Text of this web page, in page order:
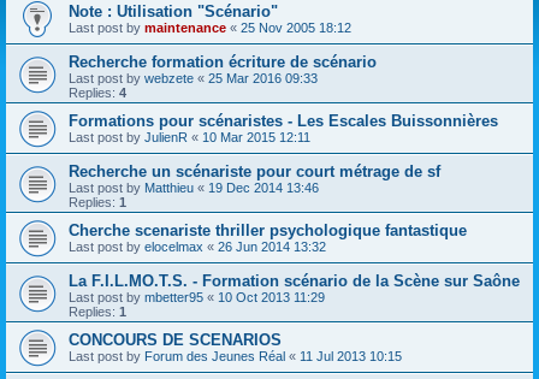
Note : Utilisation "Scénario"
Last post by maintenance « 25 Nov 2005 18:12
Recherche formation écriture de scénario
Last post by webzete « 25 Mar 2016 09:33
Replies: 4
Formations pour scénaristes - Les Escales Buissonnières
Last post by JulienR « 10 Mar 2015 12:11
Recherche un scénariste pour court métrage de sf
Last post by Matthieu « 19 Dec 2014 13:46
Replies: 1
Cherche scenariste thriller psychologique fantastique
Last post by elocelmax « 26 Jun 2014 13:32
La F.I.L.MO.T.S. - Formation scénario de la Scène sur Saône
Last post by mbetter95 « 10 Oct 2013 11:29
Replies: 1
CONCOURS DE SCENARIOS
Last post by Forum des Jeunes Réal « 11 Jul 2013 10:15